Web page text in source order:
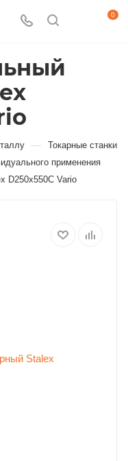
0
— Токарные станки
применения
D250x550C Vario